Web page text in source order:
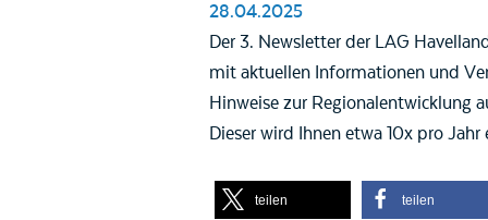
28.04.2025
Der 3. Newsletter der LAG
mit aktuellen Informationen und
Hinweise zur Regionalentwicklung
Dieser wird Ihnen etwa 10x pro
teilen teilen